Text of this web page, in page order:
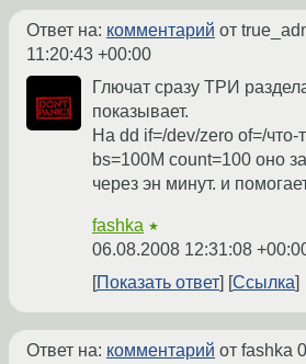
Ответ на: комментарий от
11:20:43 +00:00
Глючат сразу ТРИ
показывает.
На dd if=/dev/zero of=/что-
bs=100M count=100 оно
через эн минут. и
fashka ★
06.08.2008 12:31:08
Показать ответ Ссылка
Ответ на: комментарий от fashka